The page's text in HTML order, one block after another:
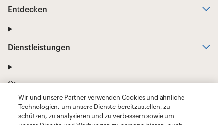
Wir und unsere Partner verwenden Cookies und ähnliche
Technologien, um unsere Dienste bereitzustellen, zu
schützen, zu analysieren und zu verbessern sowie um